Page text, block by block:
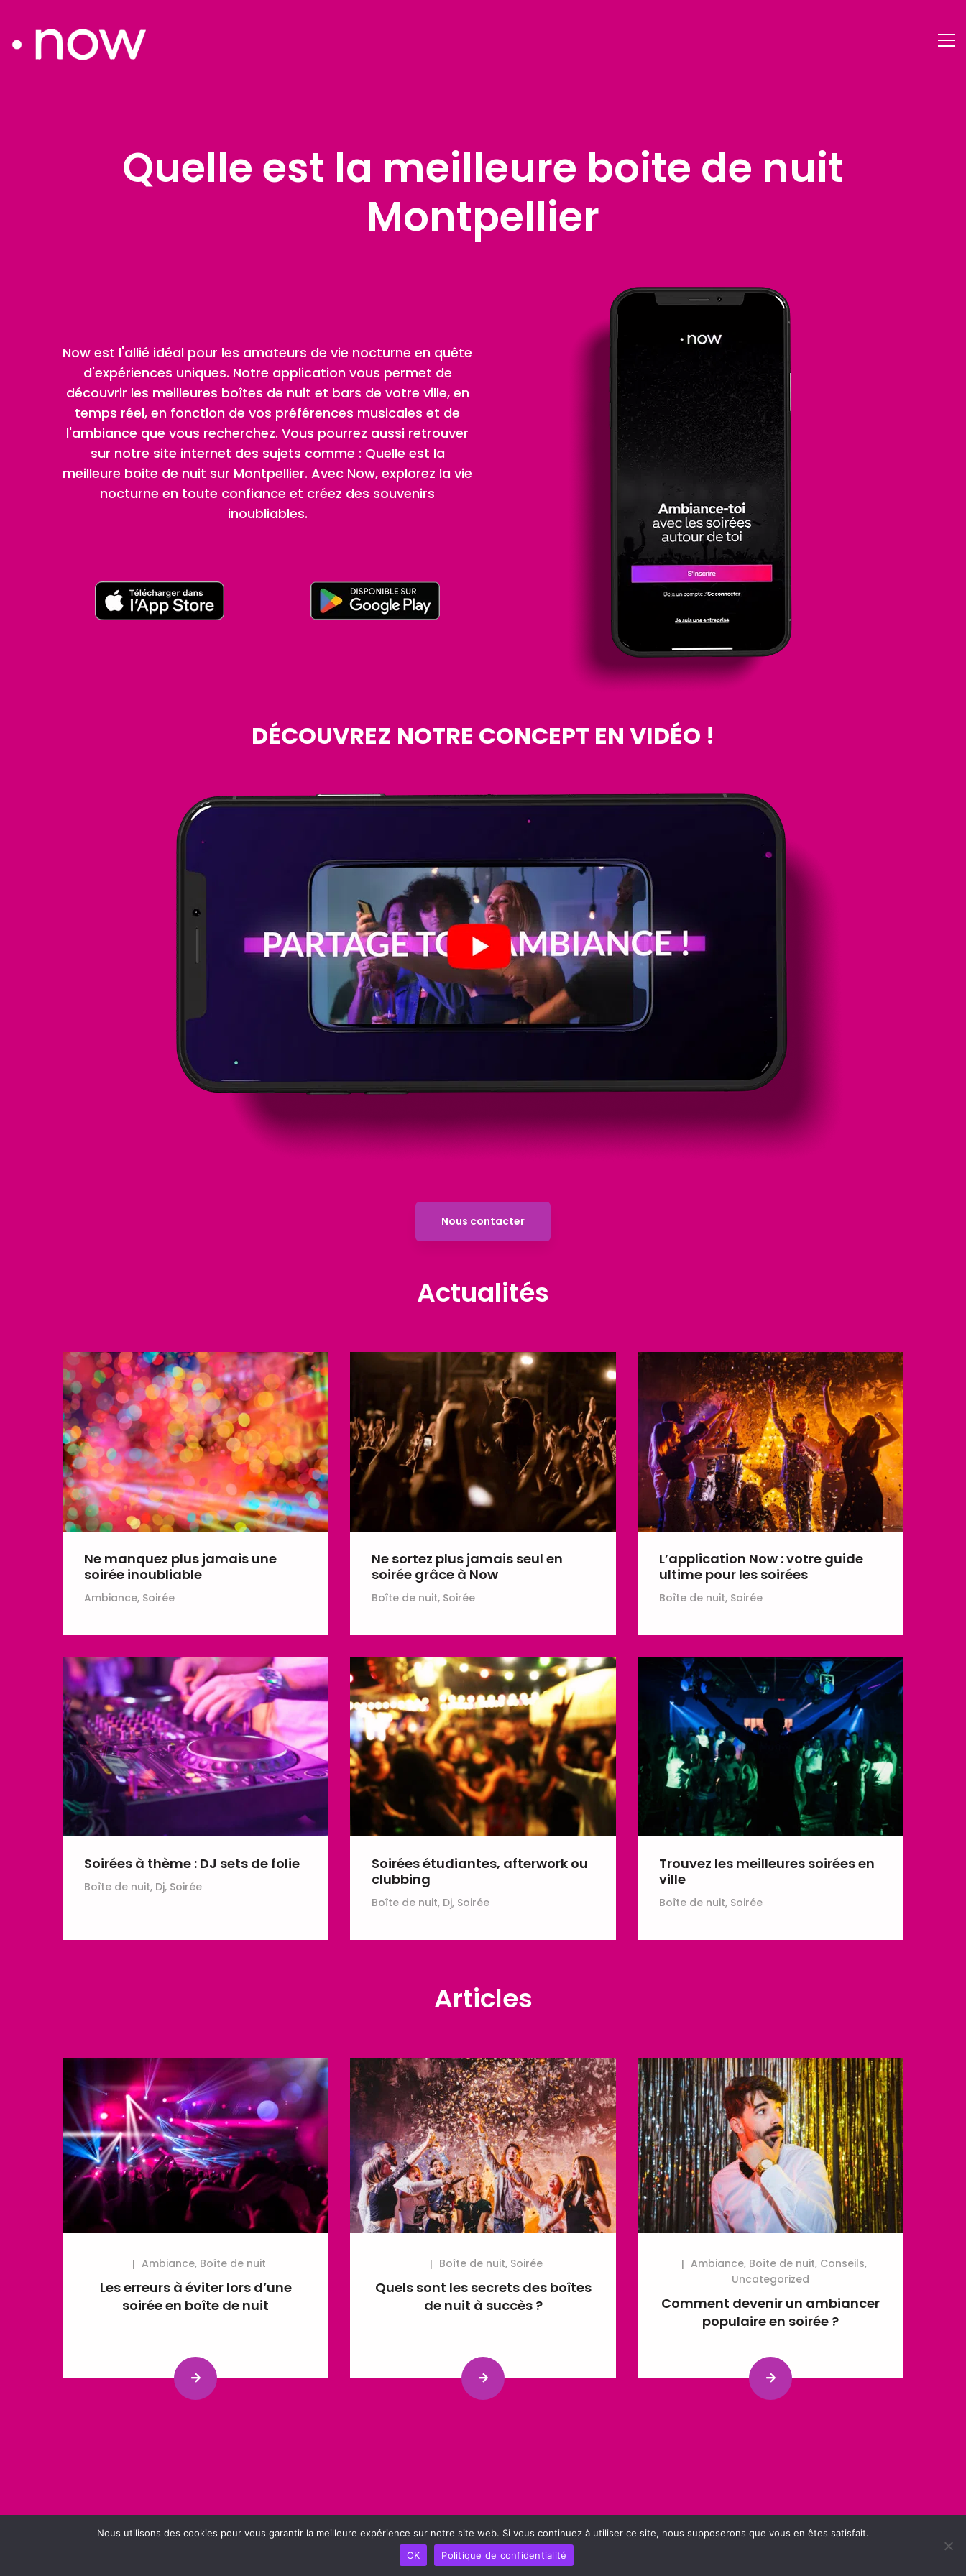
Quelle est la meilleure boite de nuit
Montpellier
Now est l'allié idéal pour les amateurs de vie nocturne en quête
d'expériences uniques. Notre application vous permet de
découvrir les meilleures boîtes de nuit et bars de votre ville, en
temps réel, en fonction de vos préférences musicales et de
l'ambiance que vous recherchez. Vous pourrez aussi retrouver
sur notre site internet des sujets comme : Quelle est la
meilleure boite de nuit sur Montpellier. Avec Now, explorez la vie
nocturne en toute confiance et créez des souvenirs
inoubliables.
DÉCOUVREZ NOTRE CONCEPT EN VIDÉO !
Nous contacter
Actualités
Ne manquez plus jamais une
soirée inoubliable
Ambiance, Soirée
Ne sortez plus jamais seul en
soirée grâce à Now
Boîte de nuit, Soirée
L’application Now : votre guide
ultime pour les soirées
Boîte de nuit, Soirée
Soirées à thème : DJ sets de folie
Boîte de nuit, Dj, Soirée
Soirées étudiantes, afterwork ou
clubbing
Boîte de nuit, Dj, Soirée
Trouvez les meilleures soirées en
ville
Boîte de nuit, Soirée
Articles
Ambiance, Boîte de nuit
Les erreurs à éviter lors d’une
soirée en boîte de nuit
Boîte de nuit, Soirée
Quels sont les secrets des boîtes
de nuit à succès ?
Ambiance, Boîte de nuit, Conseils,
Uncategorized
Comment devenir un ambiancer
populaire en soirée ?
Nous utilisons des cookies pour vous garantir la meilleure expérience sur notre site web. Si vous continuez à utiliser ce site, nous supposerons que vous en êtes satisfait.
OK
Politique de confidentialité